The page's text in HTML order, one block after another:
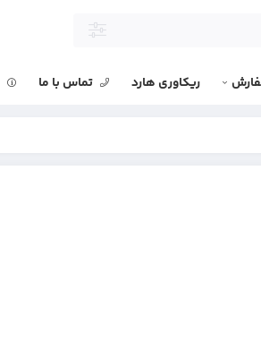
ریکاوری هارد تماس با ما